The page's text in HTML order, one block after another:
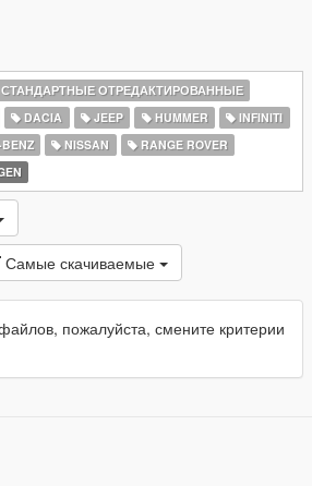
ОТРЕДАКТИРОВАННЫЕ
DACIA JEEP HUMMER
INFINITI
NISSAN
RANGE ROVER
Самые скачиваемые
пожалуйста, смените критерии